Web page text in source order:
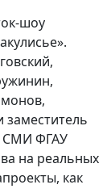
шоу
СМИ ФГАУ
на реальных
как